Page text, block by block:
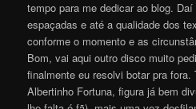
tempo para me dedicar ao blog.
espaçadas e até a qualidade dos
conforme o momento e as
Bom, vai aqui outro disco muito
finalmente eu resolvi botar pra fora.
Albertinho Fortuna, figura já bem